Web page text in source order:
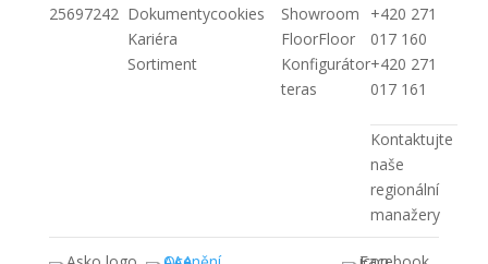
25697242 Dokumenty
Kariéra
Sortiment
cookies
Showroom
FloorFloor
Konfigurátor
teras
+420 271
017 160
+420 271
017 161
Kontaktujte
naše
regionální
manažery